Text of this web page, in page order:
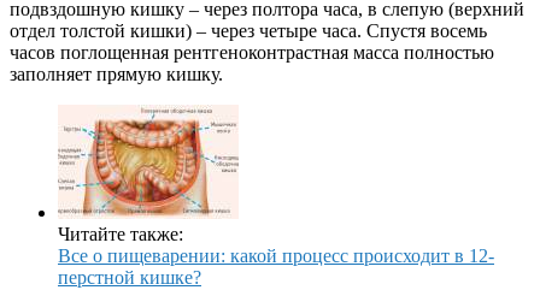
подвздошную кишку – через полтора часа, в слепую (верхний
отдел толстой кишки) – через четыре часа. Спустя восемь
часов поглощенная рентгеноконтрастная масса полностью
заполняет прямую кишку.
Читайте также:
Все о пищеварении: какой процесс происходит в 12-
перстной кишке?